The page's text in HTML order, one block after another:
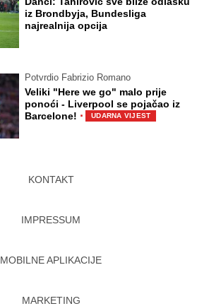
iz Brondbyja, Bundesliga
najrealnija opcija
Potvrdio Fabrizio Romano
Veliki "Here we go" malo prije
ponoći - Liverpool se pojačao iz
Barcelone! · UDARNA VIJEST
KONTAKT
IMPRESSUM
MOBILNE APLIKACIJE
MARKETING